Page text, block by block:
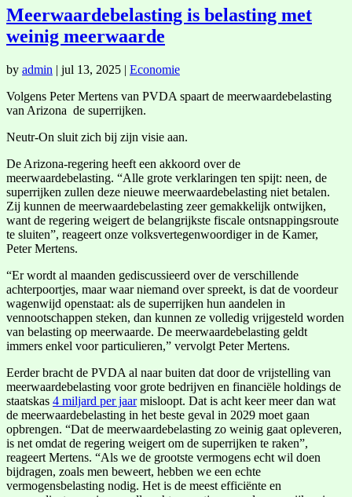
Meerwaardebelasting is belasting met
weinig meerwaarde
by admin | jul 13, 2025 | Economie
Volgens Peter Mertens van PVDA spaart de meerwaardebelasting
van Arizona de superrijken.
Neutr-On sluit zich bij zijn visie aan.
De Arizona-regering heeft een akkoord over de
meerwaardebelasting. “Alle grote verklaringen ten spijt: neen, de
superrijken zullen deze nieuwe meerwaardebelasting niet betalen.
Zij kunnen de meerwaardebelasting zeer gemakkelijk ontwijken,
want de regering weigert de belangrijkste fiscale ontsnappingsroute
te sluiten”, reageert onze volksvertegenwoordiger in de Kamer,
Peter Mertens.
“Er wordt al maanden gediscussieerd over de verschillende
achterpoortjes, maar waar niemand over spreekt, is dat de voordeur
wagenwijd openstaat: als de superrijken hun aandelen in
vennootschappen steken, dan kunnen ze volledig vrijgesteld worden
van belasting op meerwaarde. De meerwaardebelasting geldt
immers enkel voor particulieren,” vervolgt Peter Mertens.
Eerder bracht de PVDA al naar buiten dat door de vrijstelling van
meerwaardebelasting voor grote bedrijven en financiële holdings de
staatskas 4 miljard per jaarmisloopt. Dat is acht keer meer dan wat
de meerwaardebelasting in het beste geval in 2029 moet gaan
opbrengen. “Dat de meerwaardebelasting zo weinig gaat opleveren,
is net omdat de regering weigert om de superrijken te raken”,
reageert Mertens. “Als we de grootste vermogens echt wil doen
bijdragen, zoals men beweert, hebben we een echte
vermogensbelasting nodig. Het is de meest efficiënte en